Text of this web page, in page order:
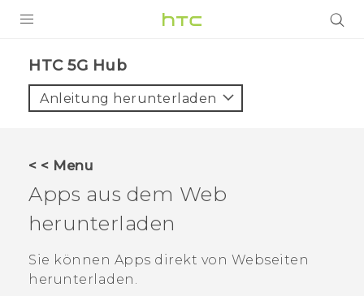
VIVE
VIVERSE
UNTERSTÜTZUNG
HTC-Geräte und Zubehör
HTC 5G Hub‎
Anleitung herunterladen
< < Menu
Apps aus dem Web
herunterladen
Sie können Apps direkt von Webseiten
herunterladen.